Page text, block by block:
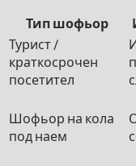
Тип шофьор
Турист /
краткосрочен
посетител
Шофьор на кола
под наем